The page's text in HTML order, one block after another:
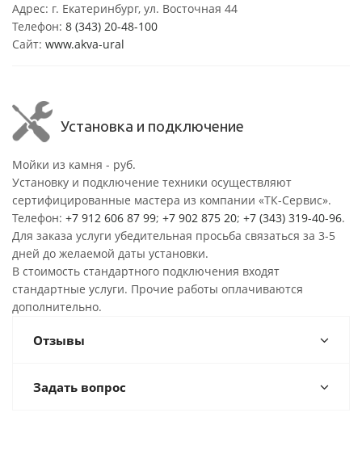
Адрес: г. Екатеринбург, ул. Восточная 44
Телефон: 8 (343) 20-48-100
Сайт: www.akva-ural
Установка и подключение
Мойки из камня - руб.
Установку и подключение техники осуществляют
сертифицированные мастера из компании «ТК-Сервис».
Телефон: +7 912 606 87 99; +7 902 875 20; +7 (343) 319-40-96.
Для заказа услуги убедительная просьба связаться за 3-5
дней до желаемой даты установки.
В стоимость стандартного подключения входят
стандартные услуги. Прочие работы оплачиваются
дополнительно.
Отзывы
Задать вопрос